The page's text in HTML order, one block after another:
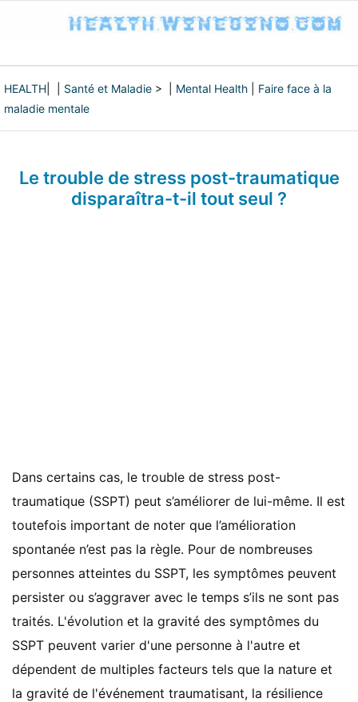
HEALTH Santé et Maladie > | Mental Health
Faire face à la
maladie mentale
Le trouble de stress post-traumatique
disparaîtra-t-il tout seul ?
Dans certains cas, le trouble de stress post-
traumatique (SSPT) peut s’améliorer de lui-même. Il est
toutefois important de noter que l’amélioration
spontanée n’est pas la règle. Pour de nombreuses
personnes atteintes du SSPT, les symptômes peuvent
persister ou s’aggraver avec le temps s’ils ne sont pas
traités. L'évolution et la gravité des symptômes du
SSPT peuvent varier d'une personne à l'autre et
dépendent de multiples facteurs tels que la nature et
la gravité de l'événement traumatisant, la résilience